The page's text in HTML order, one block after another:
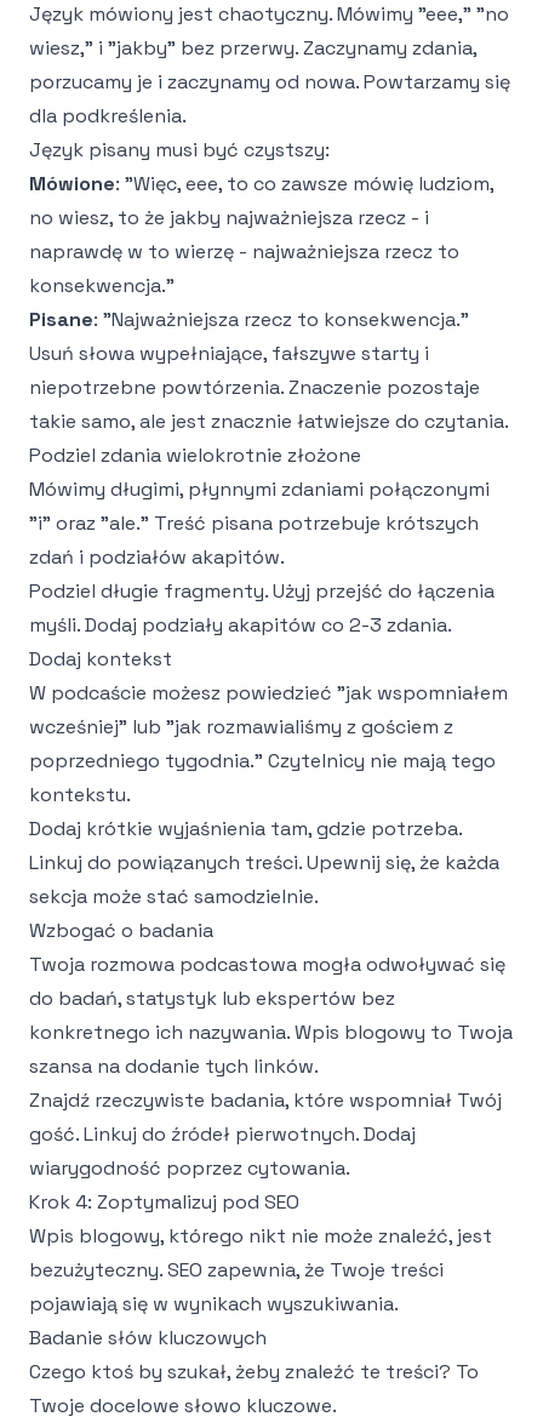
Język mówiony jest chaotyczny. Mówimy "eee," "no
wiesz," i "jakby" bez przerwy. Zaczynamy zdania,
porzucamy je i zaczynamy od nowa. Powtarzamy się
dla podkreślenia.
Język pisany musi być czystszy:
Mówione: "Więc, eee, to co zawsze mówię ludziom,
no wiesz, to że jakby najważniejsza rzecz - i
naprawdę w to wierzę - najważniejsza rzecz to
konsekwencja."
Pisane: "Najważniejsza rzecz to konsekwencja."
Usuń słowa wypełniające, fałszywe starty i
niepotrzebne powtórzenia. Znaczenie pozostaje
takie samo, ale jest znacznie łatwiejsze do czytania.
Podziel zdania wielokrotnie złożone
Mówimy długimi, płynnymi zdaniami połączonymi
"i" oraz "ale." Treść pisana potrzebuje krótszych
zdań i podziałów akapitów.
Podziel długie fragmenty. Użyj przejść do łączenia
myśli. Dodaj podziały akapitów co 2-3 zdania.
Dodaj kontekst
W podcaście możesz powiedzieć "jak wspomniałem
wcześniej" lub "jak rozmawialiśmy z gościem z
poprzedniego tygodnia." Czytelnicy nie mają tego
kontekstu.
Dodaj krótkie wyjaśnienia tam, gdzie potrzeba.
Linkuj do powiązanych treści. Upewnij się, że każda
sekcja może stać samodzielnie.
Wzbogać o badania
Twoja rozmowa podcastowa mogła odwoływać się
do badań, statystyk lub ekspertów bez
konkretnego ich nazywania. Wpis blogowy to Twoja
szansa na dodanie tych linków.
Znajdź rzeczywiste badania, które wspomniał Twój
gość. Linkuj do źródeł pierwotnych. Dodaj
wiarygodność poprzez cytowania.
Krok 4: Zoptymalizuj pod SEO
Wpis blogowy, którego nikt nie może znaleźć, jest
bezużyteczny. SEO zapewnia, że Twoje treści
pojawiają się w wynikach wyszukiwania.
Badanie słów kluczowych
Czego ktoś by szukał, żeby znaleźć te treści? To
Twoje docelowe słowo kluczowe.